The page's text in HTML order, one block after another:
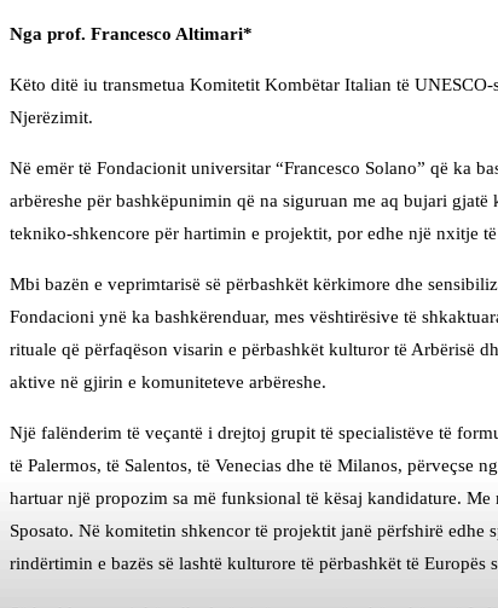
Nga prof. Francesco Altimari*
Këto ditë iu transmetua Komitetit Kombëtar Italian të
Njerëzimit.
Në emër të Fondacionit universitar “Francesco Solano” që ka
arbëreshe për bashkëpunimin që na siguruan me aq bujari
tekniko-shkencore për hartimin e projektit, por edhe një nxitje
Mbi bazën e veprimtarisë së përbashkët kërkimore dhe
Fondacioni ynë ka bashkërenduar, mes vështirësive të
rituale që përfaqëson visarin e përbashkët kulturor të Arbërisë
aktive në gjirin e komuniteteve arbëreshe.
Një falënderim të veçantë i drejtoj grupit të specialistëve të
të Palermos, të Salentos, të Venecias dhe të Milanos,
hartuar një propozim sa më funksional të kësaj kandidature.
Sposato. Në komitetin shkencor të projektit janë përfshirë edhe
rindërtimin e bazës së lashtë kulturore të përbashkët të Europës